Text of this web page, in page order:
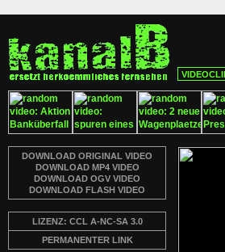
DOWNLOAD ORIGINAL VIDEO
DOWNLOAD MP4 VIDEO
DOWNLOAD OGV VIDEO
DOWNLOAD FLASH VIDEO
LIZENZ: CCL A-NC-SA 3.0
PERMANENTER LINK